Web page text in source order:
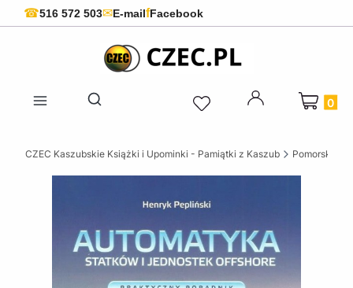
☎516 572 503✉E-mailfFacebook
Otwórz wyszukiwarkę
Produkty
CZEC Kaszubskie Książki i Upominki - Pamiątki z Kaszub Pomorskie